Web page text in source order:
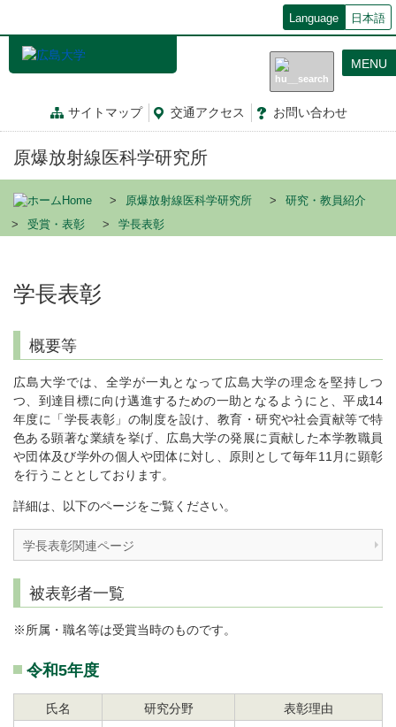
Language 日本語
サイトマップ 交通アクセス お問い合わせ
MENU
原爆放射線医科学研究所
Home 原爆放射線医科学研究所
研究・教員紹介
受賞・表彰
学長表彰
学長表彰
概要等
広島大学では、全学が一丸となって広島大学の理念を堅持しつ
つ、到達目標に向け邁進するための一助となるようにと、平成14
年度に「学長表彰」の制度を設け、教育・研究や社会貢献等で特
色ある顕著な業績を挙げ、広島大学の発展に貢献した本学教職員
や団体及び学外の個人や団体に対し、原則として毎年11月に顕彰
を行うこととしております。
詳細は、以下のページをご覧ください。
学長表彰関連ページ
被表彰者一覧
※所属・職名等は受賞当時のものです。
令和5年度
氏名 研究分野 表彰理由